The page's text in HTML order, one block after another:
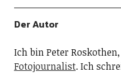
Der Autor
Ich bin Peter Roskothen,
Fotojournalist. Ich